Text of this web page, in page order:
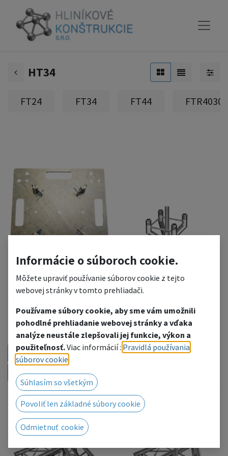
HT34
FT24 FT34 FT44 FTR4030
HK Základňa
480x480x8mm pozink
(≠3113)
(13 kg) pozinkovaný plech, 4x
3113 Polovičný konektor M10
Global, pre FT34, HT44...
212,79
DPH
HT34-BLF
Leveling base for HT34
Informácie o súboroch cookie.
Môžete upraviť používanie súborov cookie z tejto
webovej stránky v tomto prehliadači.
Používame súbory cookie, aby sme vám umožnili
pohodlné prehliadanie webovej stránky a vďaka
analýze neustále zlepšovali jej funkcie, výkon a
použiteľnosť.Viac informácií : Pravidlá používania
súborov cookie
Súhlasím so všetkým
Povoliť len základné súbory cookie
Odmietnuť cookie